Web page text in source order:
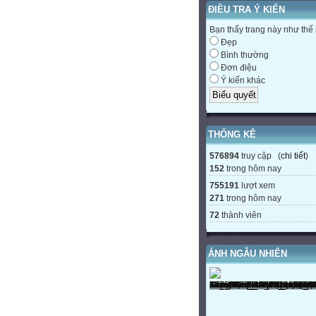
ĐIỀU TRA Ý KIẾN
Bạn thấy trang này như thế
Đẹp
Bình thường
Đơn điệu
Ý kiến khác
THỐNG KÊ
576894 truy cập (chi tiết)
152 trong hôm nay
755191 lượt xem
271 trong hôm nay
72 thành viên
ẢNH NGẪU NHIÊN